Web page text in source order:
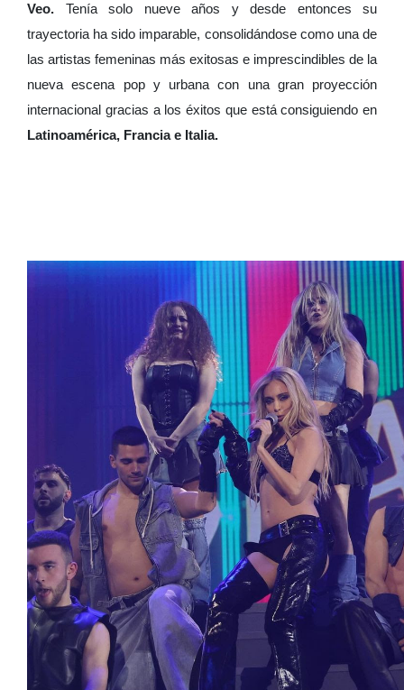
Veo. Tenía solo nueve años y desde entonces su
trayectoria ha sido imparable, consolidándose como una de
las artistas femeninas más exitosas e imprescindibles de la
nueva escena pop y urbana con una gran proyección
internacional gracias a los éxitos que está consiguiendo en
Latinoamérica, Francia e Italia.